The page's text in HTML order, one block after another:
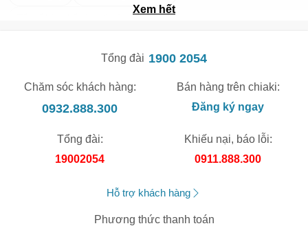
Xem hết
Tổng đài 1900 2054
Chăm sóc khách hàng:
0932.888.300
Bán hàng trên chiaki:
Đăng ký ngay
Tổng đài:
19002054
Khiếu nại, báo lỗi:
0911.888.300
Hỗ trợ khách hàng
Phương thức thanh toán